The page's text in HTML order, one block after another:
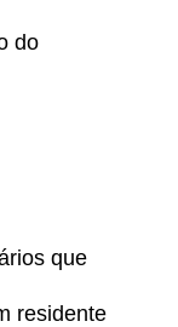
do
que
residente